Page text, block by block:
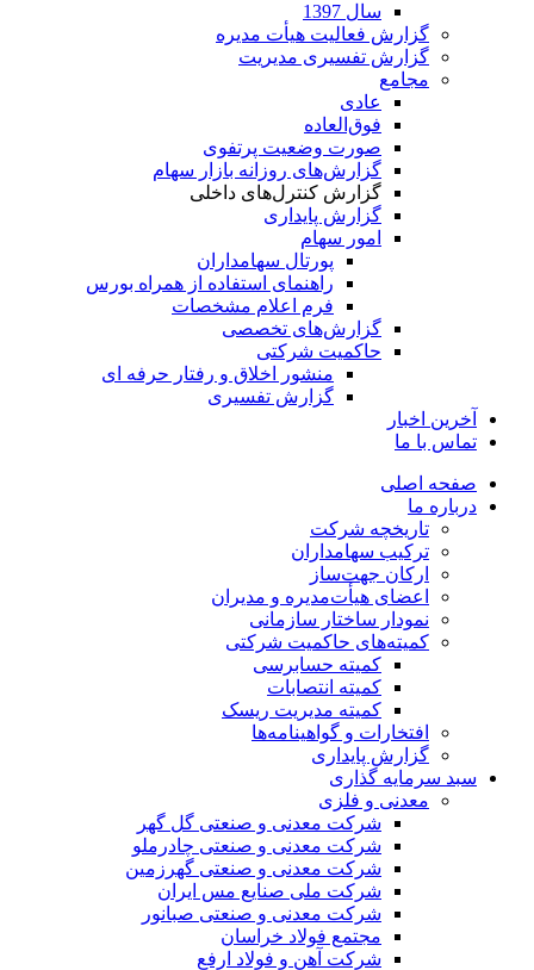
سال 1397
گزارش فعالیت هیأت مدیره
گزارش تفسیری مدیریت
مجامع
عادی
فوق‌العاده
صورت وضعیت پرتفوی
گزارش‌های روزانه بازار سهام
گزارش کنترل‌های داخلی
گزارش پایداری
امور سهام
پورتال سهامداران
راهنمای استفاده از همراه بورس
فرم اعلام مشخصات
گزارش‌های تخصصی
حاکمیت شرکتی
منشور اخلاق و رفتار حرفه­ ای
گزارش تفسیری
آخرین اخبار
تماس با ما
صفحه اصلی
درباره ما
تاریخچه شرکت
ترکیب سهامداران
ارکان جهت‌ساز
اعضای هیأت‌مدیره و مدیران
نمودار ساختار سازمانی
کمیته‌های حاکمیت شرکتی
کمیته حسابرسی
کمیته انتصابات
کمیته مدیریت ریسک
افتخارات و گواهینامه‌ها
گزارش پایداری
سبد سرمایه گذاری
معدنی و فلزی
شرکت معدنی و صنعتی گل گهر
شرکت معدنی و صنعتی چادرملو
شرکت معدنی و صنعتی گهرزمین
شرکت ملی صنایع مس ایران
شرکت معدنی و صنعتی صبانور
مجتمع فولاد خراسان
شرکت آهن و فولاد ارفع